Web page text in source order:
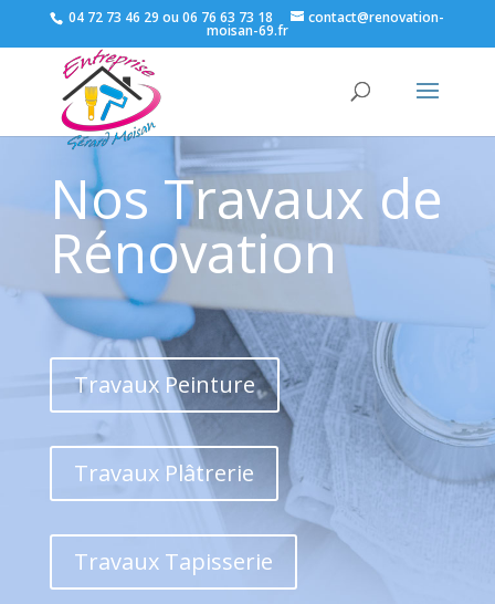
04 72 73 46 29 ou 06 76 63 73 18 contact@renovation-
moisan-69.fr
Nos Travaux de
Rénovation
Travaux Peinture
Travaux Plâtrerie
Travaux Tapisserie